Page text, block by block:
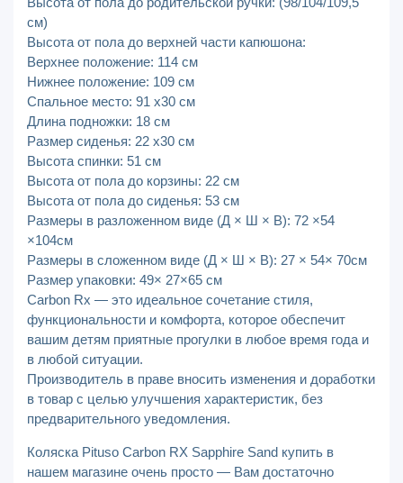
см)
Высота от пола до верхней части капюшона:
Верхнее положение: 114 см
Нижнее положение: 109 см
Спальное место: 91 х30 см
Длина подножки: 18 см
Размер сиденья: 22 х30 см
Высота спинки: 51 см
Высота от пола до корзины: 22 см
Высота от пола до сиденья: 53 см
Размеры в разложенном виде (Д × Ш × В): 72 ×54
×104см
Размеры в сложенном виде (Д × Ш × В): 27 × 54× 70см
Размер упаковки: 49× 27×65 см
Carbon Rx — это идеальное сочетание стиля,
функциональности и комфорта, которое обеспечит
вашим детям приятные прогулки в любое время года и
в любой ситуации.
Производитель в праве вносить изменения и доработки
в товар с целью улучшения характеристик, без
предварительного уведомления.
Коляска Pituso Carbon RX Sapphire Sand купить в
нашем магазине очень просто — Вам достаточно